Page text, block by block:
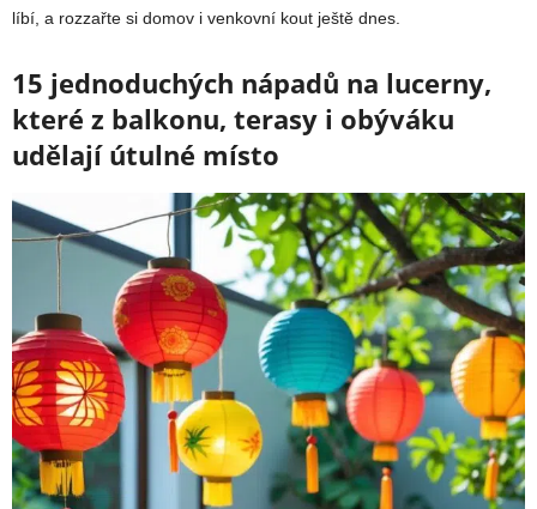
líbí, a rozzařte si domov i venkovní kout ještě dnes.
15 jednoduchých nápadů na lucerny,
které z balkonu, terasy i obýváku
udělají útulné místo